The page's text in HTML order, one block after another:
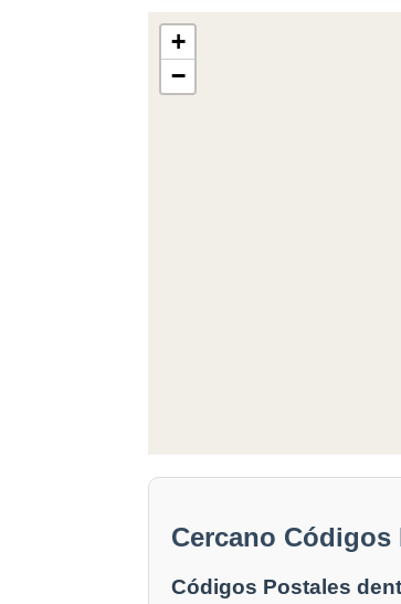
+
−
Cercano Códigos
Códigos Postales